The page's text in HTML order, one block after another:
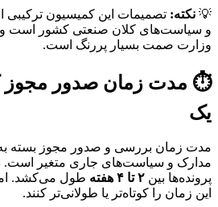
💡 نکته: تصمیمات این کمیسیون ترکیبی
و سیاست‌های کلان صنعتی کشور است و
وزارت صمت بسیار پررنگ است.
⏱️ مدت زمان صدور مجوز
یک
مدت زمان بررسی و صدور مجوز بسته به
مدارک و سیاست‌های جاری متغیر است.
پرونده‌ها بین ۲ تا ۴ هفته
طول می‌کشد.
این زمان را کوتاه‌تر یا طولانی‌تر کنند.